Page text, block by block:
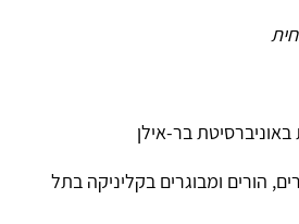
בר-אילן
הורים ומבוגרים בקליניקה בתל